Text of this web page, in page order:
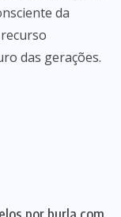
da
das gerações.